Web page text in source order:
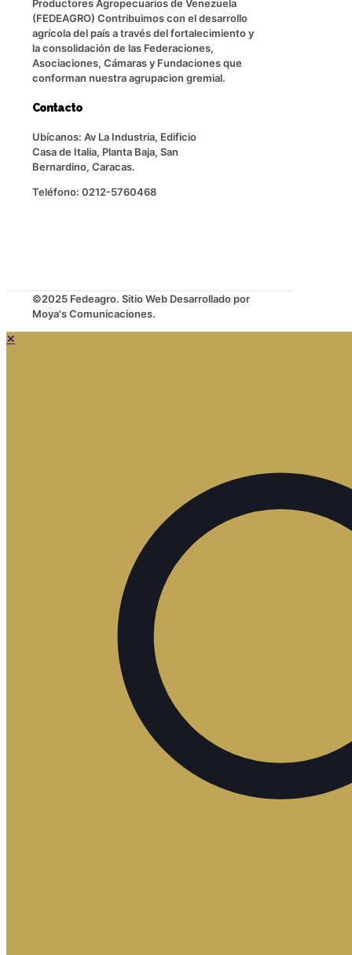
Productores Agropecuarios de Venezuela
(FEDEAGRO) Contribuimos con el desarrollo
agrícola del país a través del fortalecimiento y
la consolidación de las Federaciones,
Asociaciones, Cámaras y Fundaciones que
conforman nuestra agrupacion gremial.
Contacto
Ubícanos: Av La Industria, Edificio
Casa de Italia, Planta Baja, San
Bernardino, Caracas.
Teléfono: 0212-5760468
©2025 Fedeagro. Sitio Web Desarrollado por
Moya's Comunicaciones.
✕